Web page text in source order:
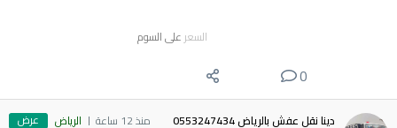
السعر على السوم
0
دينا نقل عفش بالرياض 0553247434 منذ 12 ساعة الرياض عرض